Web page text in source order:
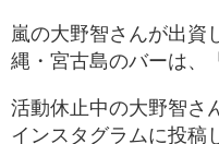
嵐の大野智さんが出資
縄・宮古島のバーは、
活動休止中の大野智さ
インスタグラムに投稿